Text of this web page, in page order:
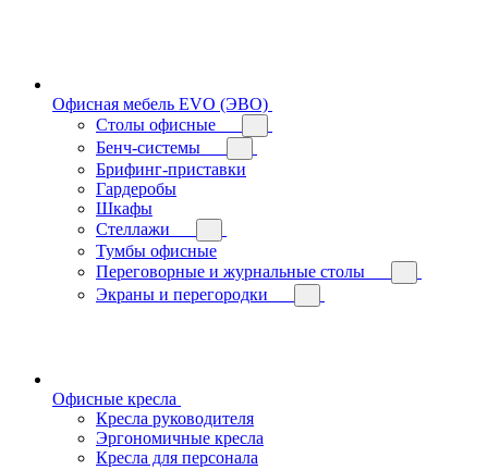
Офисная мебель EVO (ЭВО)
Cтолы офисные
Бенч-системы
Брифинг-приставки
Гардеробы
Шкафы
Стеллажи
Тумбы офисные
Переговорные и журнальные столы
Экраны и перегородки
Офисные кресла
Кресла руководителя
Эргономичные кресла
Кресла для персонала